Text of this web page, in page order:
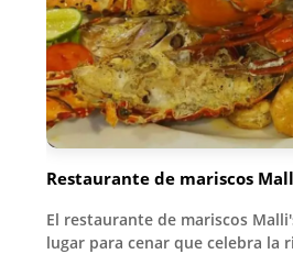
Restaurante de mariscos
El restaurante de mariscos
lugar para cenar que celebra la